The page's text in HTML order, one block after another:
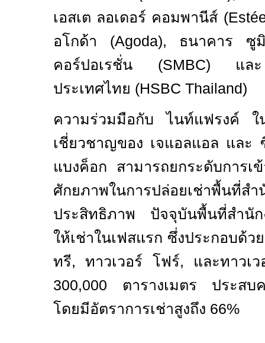
เอสเต ลอเดอร์ คอมพานีส์ (
อโกด้า (Agoda), ธนาคาร ซู
คอร์ปอเรชั่น (SMBC)
แล
ประเทศไทย (HSBC Thailand)
ความร่วมมือกับ ไนท์แฟรงค์ ใ
เชี่ยวชาญของ เจแอลแอล แล
แบงค็อก สามารถยกระดับการเ
ศักยภาพในการปล่อยเช่าพื้นที่สำ
ประสิทธิภาพ ปัจจุบันพื้นที่สำนัก
ให้เช่าในเฟสแรก ซึ่งประกอบด้ว
ทรี, ทาวเวอร์ โฟร์, และทาวเ
300,000 ตารางเมตร ประสบ
โดยมีอัตราการเช่าสูงถึง 66%